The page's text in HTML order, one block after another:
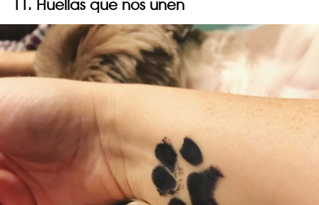
11. Huellas que nos unen